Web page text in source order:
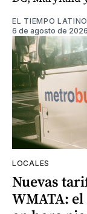
EL TIEMPO
6 de agosto de 2026
LOCALES
Nuevas
WMATA: